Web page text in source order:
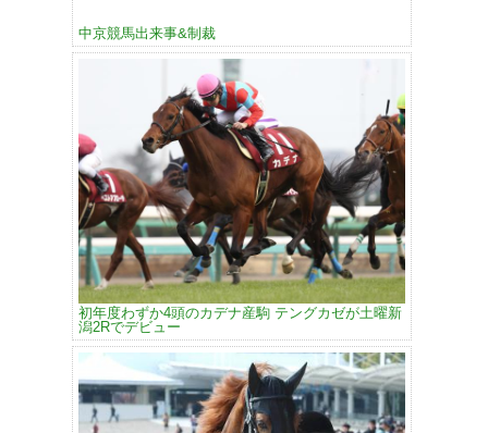
中京競馬出来事&制裁
初年度わずか4頭のカデナ産駒 テングカゼが土曜新
潟2Rでデビュー